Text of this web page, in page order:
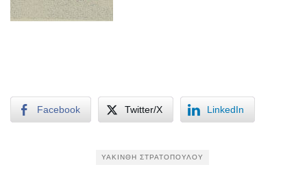
Facebook Twitter/X LinkedIn
ΥΑΚΊΝΘΗ ΣΤΡΑΤΟΠΟΎΛΟΥ